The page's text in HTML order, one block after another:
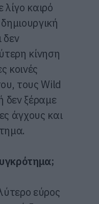
καιρό
δεν
κίνηση
κοινές
τους Wild
δεν ξέραμε
άγχους και
εύρος